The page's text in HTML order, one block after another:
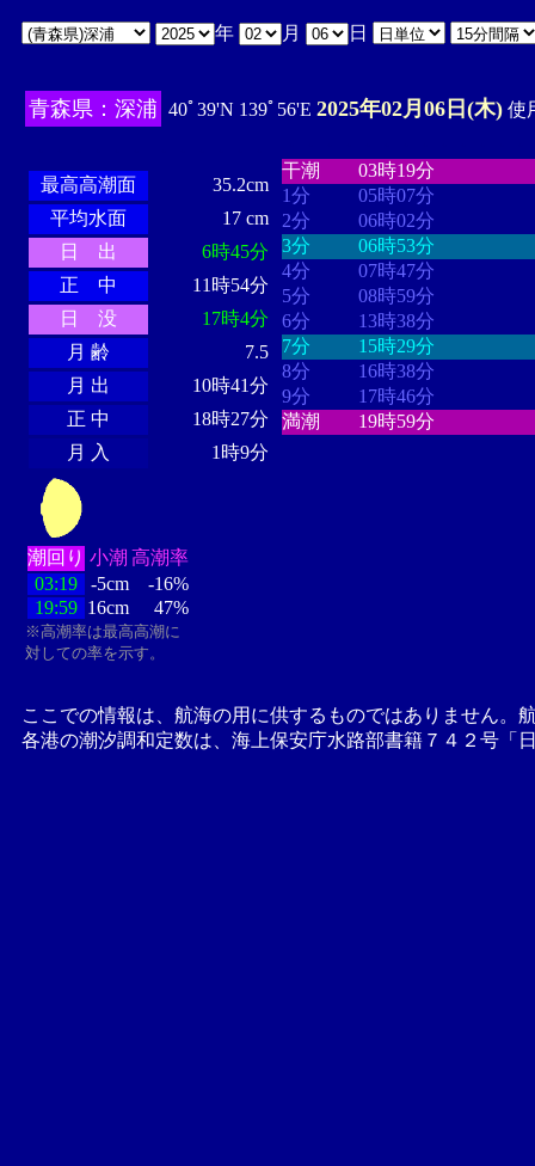
年 月 日
青森県：深浦 40ﾟ39'N 139ﾟ56'E 2025年02月06日(木) 使
最高高潮面
35.2cm
平均水面
17 cm
日 出
6時45分
正 中
11時54分
日 没
17時4分
月 齢
7.5
月 出
10時41分
正 中
18時27分
月 入
1時9分
潮回り 小潮 高潮率
03:19
-5cm
-16%
19:59 16cm 47%
※高潮率は最高高潮に
対しての率を示す。
干潮
03時19分
1分
05時07分
2分
06時02分
3分
06時53分
4分
07時47分
5分
08時59分
6分
13時38分
7分
15時29分
8分
16時38分
9分
17時46分
満潮
19時59分
ここでの情報は、航海の用に供するものではありません。
各港の潮汐調和定数は、海上保安庁水路部書籍７４２号「